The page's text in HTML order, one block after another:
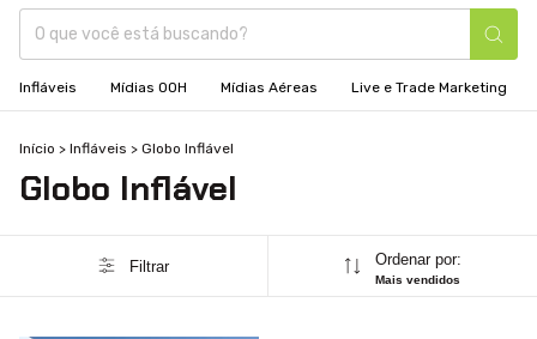
Infláveis Mídias OOH Mídias Aéreas Live e Trade Marketing
Início > Infláveis > Globo Inflável
Globo Inflável
Filtrar Ordenar por:
Mais vendidos